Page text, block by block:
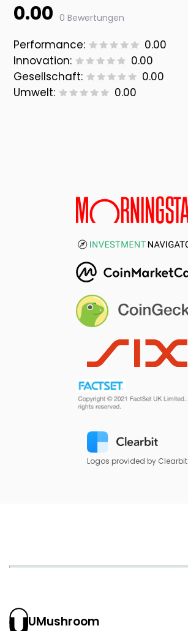
0.00 0 Bewertungen
Performance:
0.00
Innovation:
0.00
Gesellschaft:
0.00
Umwelt:
0.00
Logos provided by Clearbit
UMushroom